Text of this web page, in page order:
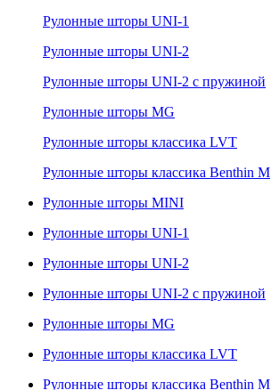
Рулонные шторы UNI-1
Рулонные шторы UNI-2
Рулонные шторы UNI-2 с пружиной
Рулонные шторы MG
Рулонные шторы классика LVT
Рулонные шторы классика Benthin M
Рулонные шторы MINI
Рулонные шторы UNI-1
Рулонные шторы UNI-2
Рулонные шторы UNI-2 с пружиной
Рулонные шторы MG
Рулонные шторы классика LVT
Рулонные шторы классика Benthin M